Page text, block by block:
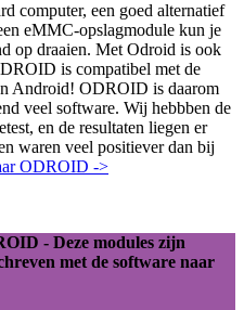
computer, een goed alternatief
eMMC-opslagmodule kun je
op draaien. Met Odroid is ook
is compatibel met de
Android! ODROID is daarom
veel software. Wij hebbben de
en de resultaten liegen er
waren veel positiever dan bij
ODROID ->
- Deze modules zijn
met de software naar